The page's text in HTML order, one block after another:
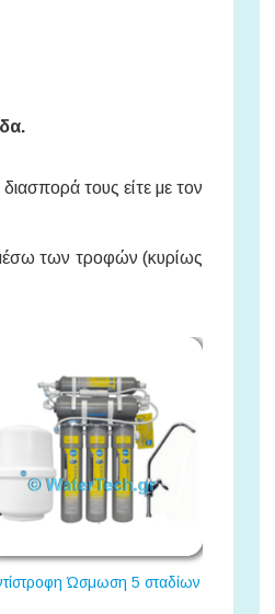
τους είτε με τον
των τροφών (κυρίως
Ώσμωση 5 σταδίων